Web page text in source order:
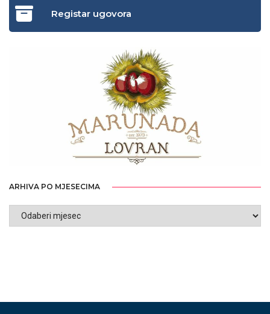
Registar ugovora
ARHIVA PO MJESECIMA
ARHIVA